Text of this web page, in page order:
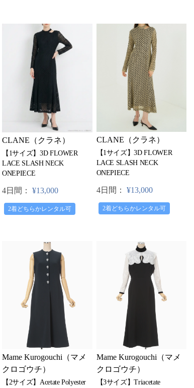
CLANE（クラネ）
【1サイズ】3D FLOWER
LACE SLASH NECK
ONEPIECE
4日間： ¥13,000
2着どちらかレンタル可
CLANE（クラネ）
【1サイズ】3D FLOWER
LACE SLASH NECK
ONEPIECE
4日間： ¥13,000
2着どちらかレンタル可
Mame Kurogouchi（マメ
クロゴウチ）
【2サイズ】Acetate Polyester
Mame Kurogouchi（マメ
クロゴウチ）
【3サイズ】Triacetate